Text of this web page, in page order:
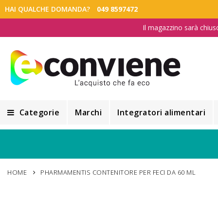
HAI QUALCHE DOMANDA? 049 8597472
Il magazzino sarà
Categorie
Alimentazione e Dietetica
Marchi Integratori alimentari
HOME PHARMAMENTIS CONTENITORE PER FECI DA 60 ML